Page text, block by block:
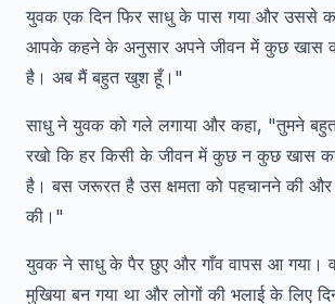
युवक एक दिन फिर साधु के पास गया और उससे
आपके कहने के अनुसार अपने जीवन में कुछ खास
है। अब मैं बहुत खुश हूँ।"
साधु ने युवक को गले लगाया और कहा, "तुमने बहुत
रखो कि हर किसी के जीवन में कुछ न कुछ खास
है। बस जरूरत है उस क्षमता को पहचानने की और
की।"
युवक ने साधु के पैर छुए और गाँव वापस आ गया।
मुखिया बन गया था और लोगों की भलाई के लिए